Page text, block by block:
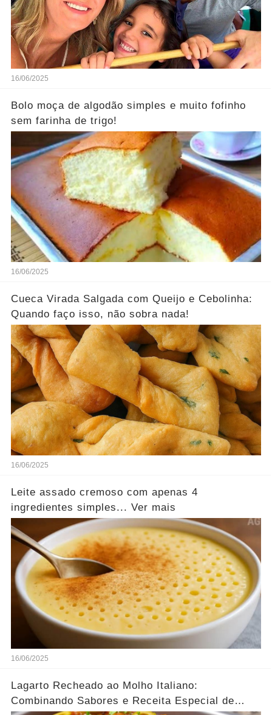
16/06/2025
Bolo moça de algodão simples e muito fofinho
sem farinha de trigo!
16/06/2025
Cueca Virada Salgada com Queijo e Cebolinha:
Quando faço isso, não sobra nada!
16/06/2025
Leite assado cremoso com apenas 4
ingredientes simples... Ver mais
16/06/2025
Lagarto Recheado ao Molho Italiano:
Combinando Sabores e Receita Especial de